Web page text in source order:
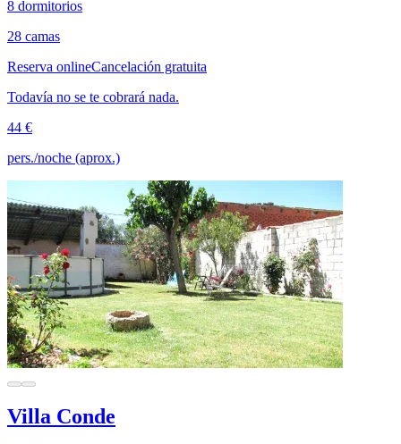
8 dormitorios
28 camas
Reserva onlineCancelación gratuita
Todavía no se te cobrará nada.
44 €
pers./noche (aprox.)
Villa Conde